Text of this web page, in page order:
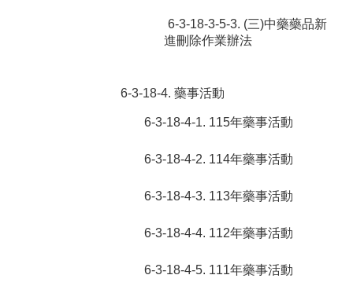
6-3-18-3-5-3. (三)中藥藥品新
進刪除作業辦法
6-3-18-4. 藥事活動
6-3-18-4-1. 115年藥事活動
6-3-18-4-2. 114年藥事活動
6-3-18-4-3. 113年藥事活動
6-3-18-4-4. 112年藥事活動
6-3-18-4-5. 111年藥事活動